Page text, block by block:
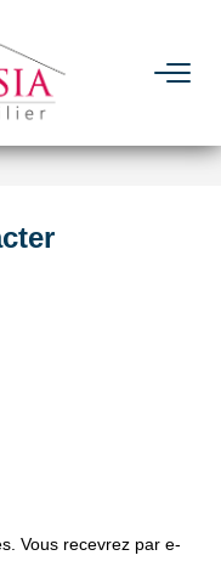
Vous recevrez par e-